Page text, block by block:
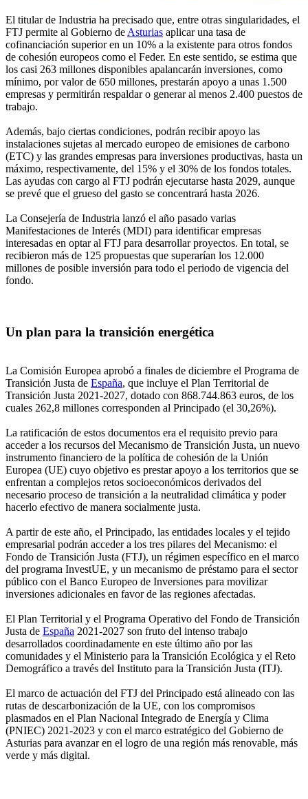
El titular de Industria ha precisado que, entre otras singularidades, el
FTJ permite al Gobierno de Asturias aplicar una tasa de
cofinanciación superior en un 10% a la existente para otros fondos
de cohesión europeos como el Feder. En este sentido, se estima que
los casi 263 millones disponibles apalancarán inversiones, como
mínimo, por valor de 650 millones, prestarán apoyo a unas 1.500
empresas y permitirán respaldar o generar al menos 2.400 puestos de
trabajo.
Además, bajo ciertas condiciones, podrán recibir apoyo las
instalaciones sujetas al mercado europeo de emisiones de carbono
(ETC) y las grandes empresas para inversiones productivas, hasta un
máximo, respectivamente, del 15% y el 30% de los fondos totales.
Las ayudas con cargo al FTJ podrán ejecutarse hasta 2029, aunque
se prevé que el grueso del gasto se concentrará hasta 2026.
La Consejería de Industria lanzó el año pasado varias
Manifestaciones de Interés (MDI) para identificar empresas
interesadas en optar al FTJ para desarrollar proyectos. En total, se
recibieron más de 125 propuestas que superarían los 12.000
millones de posible inversión para todo el periodo de vigencia del
fondo.
Un plan para la transición energética
La Comisión Europea aprobó a finales de diciembre el Programa de
Transición Justa de España, que incluye el Plan Territorial de
Transición Justa 2021-2027, dotado con 868.744.863 euros, de los
cuales 262,8 millones corresponden al Principado (el 30,26%).
La ratificación de estos documentos era el requisito previo para
acceder a los recursos del Mecanismo de Transición Justa, un nuevo
instrumento financiero de la política de cohesión de la Unión
Europea (UE) cuyo objetivo es prestar apoyo a los territorios que se
enfrentan a complejos retos socioeconómicos derivados del
necesario proceso de transición a la neutralidad climática y poder
hacerlo efectivo de manera socialmente justa.
A partir de este año, el Principado, las entidades locales y el tejido
empresarial podrán acceder a los tres pilares del Mecanismo: el
Fondo de Transición Justa (FTJ), un régimen específico en el marco
del programa InvestUE, y un mecanismo de préstamo para el sector
público con el Banco Europeo de Inversiones para movilizar
inversiones adicionales en favor de las regiones afectadas.
El Plan Territorial y el Programa Operativo del Fondo de Transición
Justa de España 2021-2027 son fruto del intenso trabajo
desarrollados coordinadamente en este último año por las
comunidades y el Ministerio para la Transición Ecológica y el Reto
Demográfico a través del Instituto para la Transición Justa (ITJ).
El marco de actuación del FTJ del Principado está alineado con las
rutas de descarbonización de la UE, con los compromisos
plasmados en el Plan Nacional Integrado de Energía y Clima
(PNIEC) 2021-2023 y con el marco estratégico del Gobierno de
Asturias para avanzar en el logro de una región más renovable, más
verde y más digital.